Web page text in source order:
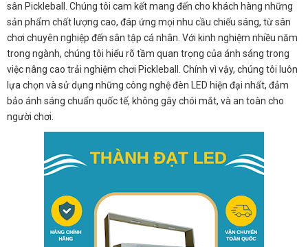
sân Pickleball. Chúng tôi cam kết mang đến cho khách hàng những
sản phẩm chất lượng cao, đáp ứng mọi nhu cầu chiếu sáng, từ sân
chơi chuyên nghiệp đến sân tập cá nhân. Với kinh nghiệm nhiều năm
trong ngành, chúng tôi hiểu rõ tầm quan trọng của ánh sáng trong
việc nâng cao trải nghiệm chơi Pickleball. Chính vì vậy, chúng tôi luôn
lựa chọn và sử dụng những công nghệ đèn LED hiện đại nhất, đảm
bảo ánh sáng chuẩn quốc tế, không gây chói mắt, và an toàn cho
người chơi.